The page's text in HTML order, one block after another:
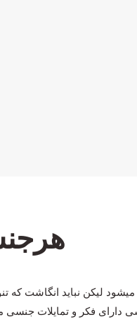
لیکن نباید انگاشت که
فکر و تمایلات جنسی